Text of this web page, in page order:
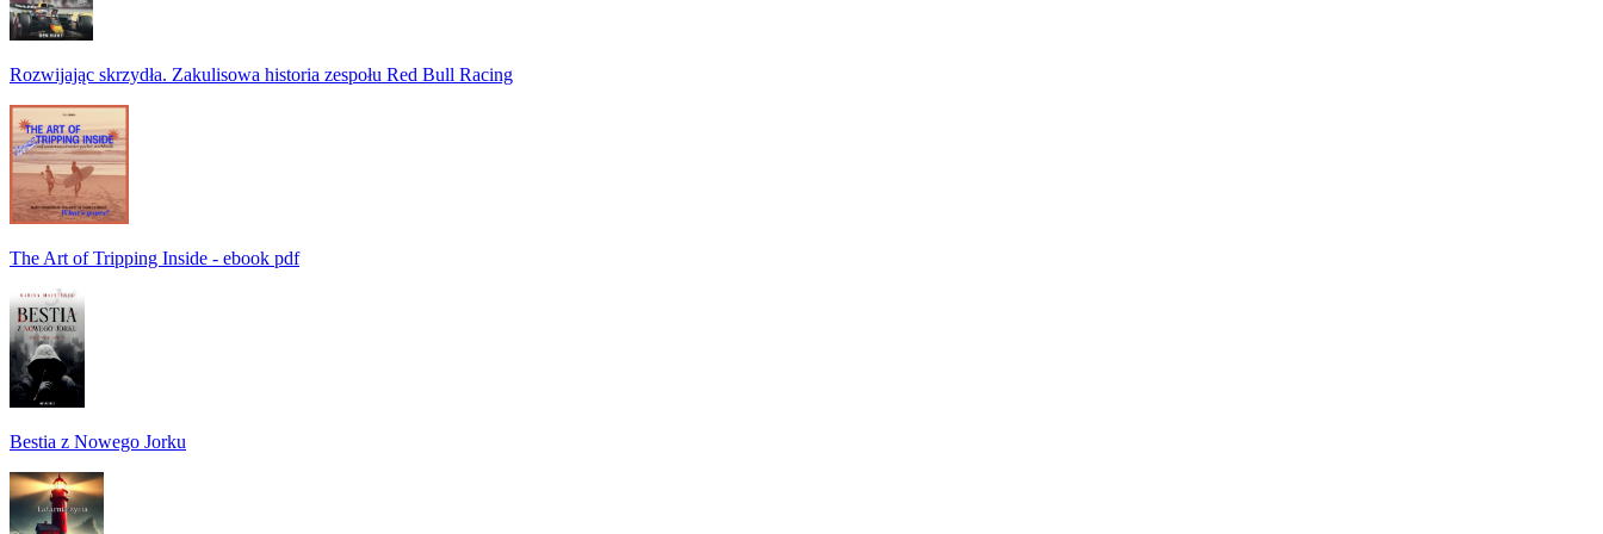
Rozwijając skrzydła. Zakulisowa historia zespołu Red Bull Racing
The Art of Tripping Inside - ebook pdf
Bestia z Nowego Jorku